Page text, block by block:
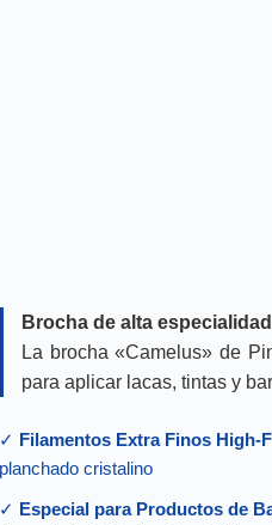
Brocha de alta
La brocha «Camelus» de
para aplicar lacas, tintas y
✓ Filamentos Extra Finos High-
planchado cristalino
✓ Especial para Productos de